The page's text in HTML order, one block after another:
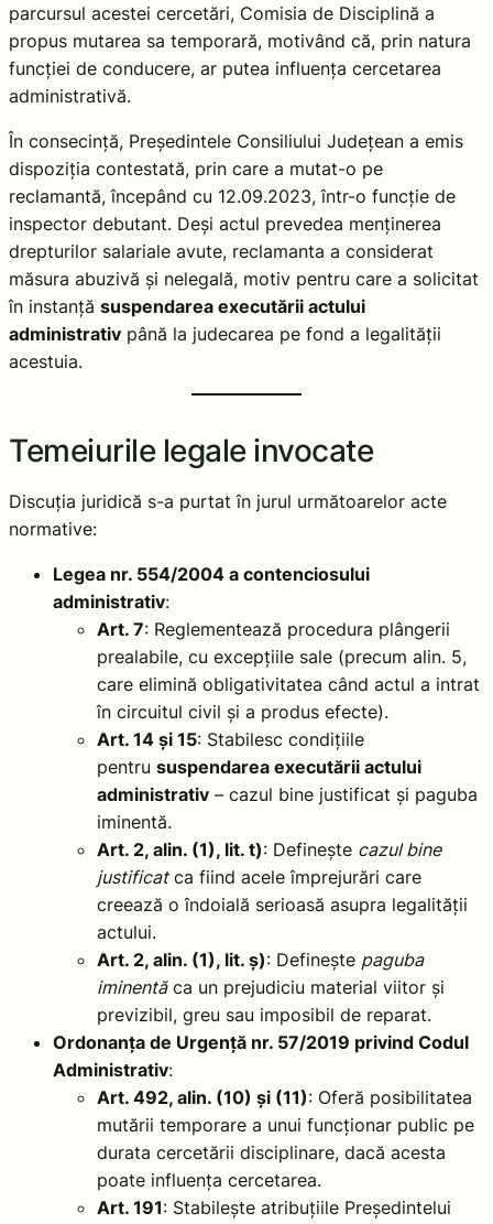
parcursul acestei cercetări, Comisia de Disciplină a
propus mutarea sa temporară, motivând că, prin natura
funcției de conducere, ar putea influența cercetarea
administrativă.
În consecință, Președintele Consiliului Județean a emis
dispoziția contestată, prin care a mutat-o pe
reclamantă, începând cu 12.09.2023, într-o funcție de
inspector debutant. Deși actul prevedea menținerea
drepturilor salariale avute, reclamanta a considerat
măsura abuzivă și nelegală, motiv pentru care a solicitat
în instanță suspendarea executării actului
administrativ până la judecarea pe fond a legalității
acestuia.
Temeiurile legale invocate
Discuția juridică s-a purtat în jurul următoarelor acte
normative:
Legea nr. 554/2004 a contenciosului
administrativ:
Art. 7: Reglementează procedura plângerii
prealabile, cu excepțiile sale (precum alin. 5,
care elimină obligativitatea când actul a intrat
în circuitul civil și a produs efecte).
Art. 14 și 15: Stabilesc condițiile
pentru suspendarea executării actului
administrativ – cazul bine justificat și paguba
iminentă.
Art. 2, alin. (1), lit. t): Definește cazul bine
justificatca fiind acele împrejurări care
creează o îndoială serioasă asupra legalității
actului.
Art. 2, alin. (1), lit. ș): Definește paguba
iminentăca un prejudiciu material viitor și
previzibil, greu sau imposibil de reparat.
Ordonanța de Urgență nr. 57/2019 privind Codul
Administrativ:
Art. 492, alin. (10) și (11): Oferă posibilitatea
mutării temporare a unui funcționar public pe
durata cercetării disciplinare, dacă acesta
poate influența cercetarea.
Art. 191: Stabilește atribuțiile Președintelui